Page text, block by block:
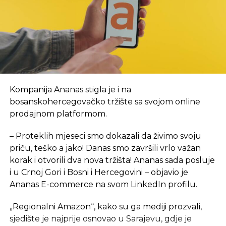
Vlada Republike Srpske, kako je tada saopšteno,
obezbijedila je sredstva za prvi period rada, a za
početak, kancelarije NTP-a biće u novom objektu
Arhitektonsko-građevinsko-geodetskog fakulteta i
Šumarskog fakulteta, u krugu Univerzitetskog
grada. Inače, lokacija je u neposrednoj blizini
tehničke dokumentacije tada bila u toku. Tada je i
rečeno da se na proljeće 2024. godine planira
polaganje kamena temeljca za izgradnju ovog
metara, sa planiranim rokom od 24 mjeseca, a tada
je procijenjeno da će okvirna vrijednost objekta,
neophodnom opremom i laboratorijom, iznositi 15
mil EUR.
odobrio sredstva za dva projekta u Srpskoj– jedan
je izgradnja Studentskog centra u Foči, a drugi
Kompanija Ananas stigla je i na
bosanskohercegovačko tržište sa svojom online
prodajnom platformom.
– Proteklih mjeseci smo dokazali da živimo svoju
priču, teško a jako! Danas smo završili vrlo važan
korak i otvorili dva nova tržišta! Ananas sada posluje
i u Crnoj Gori i Bosni i Hercegovini – objavio je
Ananas E-commerce na svom LinkedIn profilu.
„Regionalni Amazon“, kako su ga mediji prozvali,
sjedište je najprije osnovao u Sarajevu, gdje je